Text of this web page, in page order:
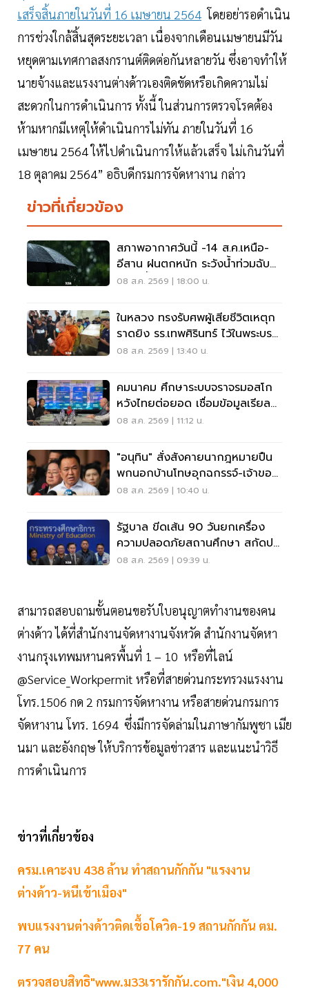
เสร็จสิ้นภายในวันที่ 16 เมษายน 2564 โดยอย่ารอดำเนิน
การช่วงใกล้สิ้นสุดระยะเวลา เนื่องจากเดือนเมษายนมีวัน
หยุดตามเทศกาลสงกรานต์ติดต่อกันหลายวัน ซึ่งอาจทำให้
นายจ้างและแรงงานต่างด้าวเองติดขัดหรือเกิดความไม่
สะดวกในการดำเนินการ ทั้งนี้ ในส่วนการตรวจโรคต้อง
ห้ามหากมีเหตุให้ดำเนินการไม่ทัน ภายในวันที่ 16
เมษายน 2564 ให้ไปดำเนินการให้แล้วเสร็จ ไม่เกินวันที่
18 ตุลาคม 2564” อธิบดีกรมการจัดหางาน กล่าว
ข่าวที่เกี่ยวข้อง
สภาพอากาศวันนี้ -14 ส.ค.เหนือ-
อีสาน ฝนตกหนัก ระวังน้ำท่วมฉับ
พลัน น้ำป่าไหลหลาก
08 ส.ค. 2569 | 18:00 น.
ในหลวง ทรงรับศพผู้เสียชีวิตเหตุก
ราดยิง รร.เทพศิรินทร์ ไว้ในพระบรม
ราชานุเคราะห์
08 ส.ค. 2569 | 13:40 น.
คมนาคม ศึกษาระบบจราจรมอสโก
หวังไทยต่อยอด เชื่อมข้อมูลเรียล
ไทม์ แก้รถติด
08 ส.ค. 2569 | 11:12 น.
"อนุทิน" สั่งสังคายนากฎหมายปืน
พกนอกบ้านโทษอุกฉกรรจ์-เจ้าของ
โดนหนัก
08 ส.ค. 2569 | 10:40 น.
รัฐบาล ขีดเส้น 90 วันยกเครื่อง
ความปลอดภัยสถานศึกษา สกัดปม
บูลลี่
08 ส.ค. 2569 | 09:39 น.
สามารถสอบถามขั้นตอนขอรับใบอนุญาตทำงานของคน
ต่างด้าว ได้ที่สำนักงานจัดหางานจังหวัด สำนักงานจัดหา
งานกรุงเทพมหานครพื้นที่ 1 – 10 หรือที่ไลน์
@Service_Workpermit หรือที่สายด่วนกระทรวงแรงงาน
โทร.1506 กด 2 กรมการจัดหางาน หรือสายด่วนกรมการ
จัดหางาน โทร. 1694 ซึ่งมีการจัดล่ามในภาษากัมพูชา เมีย
นมา และอังกฤษ ให้บริการข้อมูลข่าวสาร และแนะนำวิธี
การดำเนินการ
ข่าวที่เกี่ยวข้อง
ครม.เคาะงบ 438 ล้าน ทำสถานกักกัน "แรงงาน
ต่างด้าว-หนีเข้าเมือง"
พบแรงงานต่างด้าวติดเชื้อโควิด-19 สถานกักกัน ตม.
77 คน
ตรวจสอบสิทธิ"www.ม33เรารักกัน.com."เงิน 4,000